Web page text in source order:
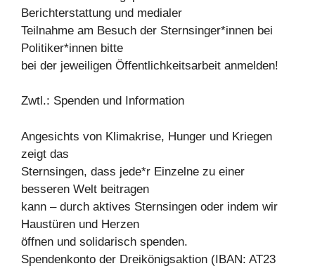
Berichterstattung und medialer
Teilnahme am Besuch der Sternsinger*innen bei
Politiker*innen bitte
bei der jeweiligen Öffentlichkeitsarbeit anmelden!
Zwtl.: Spenden und Information
Angesichts von Klimakrise, Hunger und Kriegen
zeigt das
Sternsingen, dass jede*r Einzelne zu einer
besseren Welt beitragen
kann – durch aktives Sternsingen oder indem wir
Haustüren und Herzen
öffnen und solidarisch spenden.
Spendenkonto der Dreikönigsaktion (IBAN: AT23